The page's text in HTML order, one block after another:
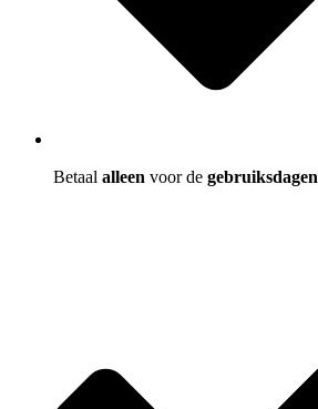
Betaal alleen voor de gebruiksdagen